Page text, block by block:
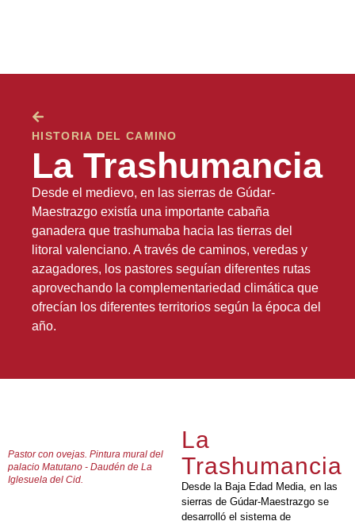
HISTORIA DEL CAMINO
La Trashumancia
Desde el medievo, en las sierras de Gúdar-
Maestrazgo existía una importante cabaña
ganadera que trashumaba hacia las tierras del
litoral valenciano. A través de caminos, veredas y
azagadores, los pastores seguían diferentes rutas
aprovechando la complementariedad climática que
ofrecían los diferentes territorios según la época del
año.
Pastor con ovejas. Pintura mural del
palacio Matutano - Daudén de La
Iglesuela del Cid.
La
Trashumancia
Desde la Baja Edad Media, en las
sierras de Gúdar-Maestrazgo se
desarrolló el sistema de